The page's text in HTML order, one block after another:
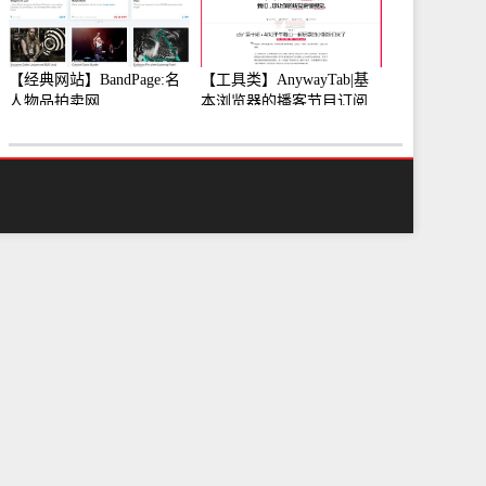
【经典网站】BandPage:名
人物品拍卖网
【工具类】AnywayTab|基
本浏览器的播客节目订阅